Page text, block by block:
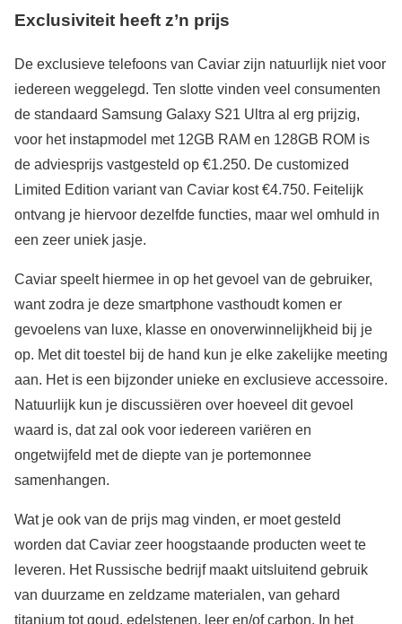
Exclusiviteit heeft z’n prijs
De exclusieve telefoons van Caviar zijn natuurlijk niet voor
iedereen weggelegd. Ten slotte vinden veel consumenten
de standaard Samsung Galaxy S21 Ultra al erg prijzig,
voor het instapmodel met 12GB RAM en 128GB ROM is
de adviesprijs vastgesteld op €1.250. De customized
Limited Edition variant van Caviar kost €4.750. Feitelijk
ontvang je hiervoor dezelfde functies, maar wel omhuld in
een zeer uniek jasje.
Caviar speelt hiermee in op het gevoel van de gebruiker,
want zodra je deze smartphone vasthoudt komen er
gevoelens van luxe, klasse en onoverwinnelijkheid bij je
op. Met dit toestel bij de hand kun je elke zakelijke meeting
aan. Het is een bijzonder unieke en exclusieve accessoire.
Natuurlijk kun je discussiëren over hoeveel dit gevoel
waard is, dat zal ook voor iedereen variëren en
ongetwijfeld met de diepte van je portemonnee
samenhangen.
Wat je ook van de prijs mag vinden, er moet gesteld
worden dat Caviar zeer hoogstaande producten weet te
leveren. Het Russische bedrijf maakt uitsluitend gebruik
van duurzame en zeldzame materialen, van gehard
titanium tot goud, edelstenen, leer en/of carbon. In het